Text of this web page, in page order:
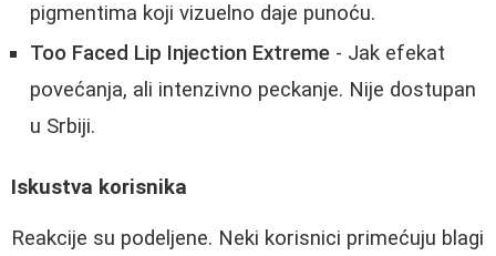
pigmentima koji vizuelno daje punoću.
Too Faced Lip Injection Extreme - Jak efekat
povećanja, ali intenzivno peckanje. Nije dostupan
u Srbiji.
Iskustva korisnika
Reakcije su podeljene. Neki korisnici primećuju blagi